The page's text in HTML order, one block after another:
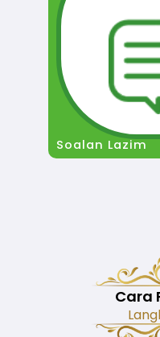
Soalan Lazim
Cara